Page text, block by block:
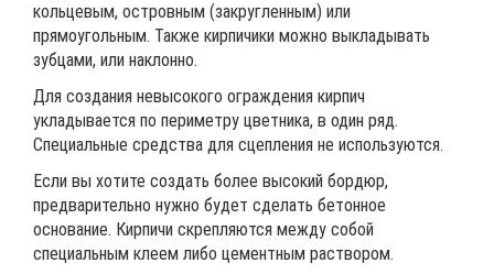
кольцевым, островным (закругленным) или
прямоугольным. Также кирпичики можно выкладывать
зубцами, или наклонно.
Для создания невысокого ограждения кирпич
укладывается по периметру цветника, в один ряд.
Специальные средства для сцепления не используются.
Если вы хотите создать более высокий бордюр,
предварительно нужно будет сделать бетонное
основание. Кирпичи скрепляются между собой
специальным клеем либо цементным раствором.